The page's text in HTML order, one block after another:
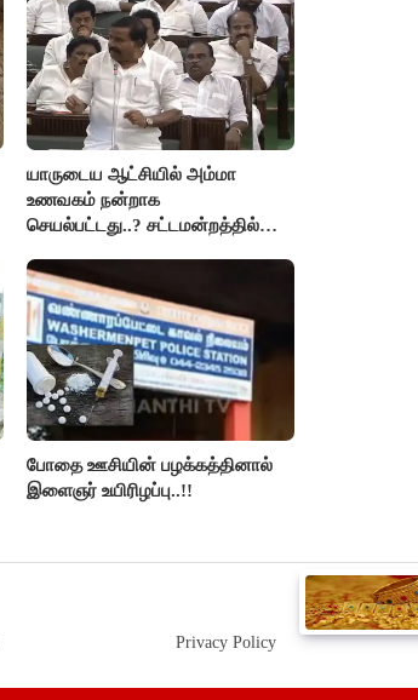
யாருடைய ஆட்சியில் அம்மா
உணவகம் நன்றாக
செயல்பட்டது..? சட்டமன்றத்தில்
போதை ஊசியின் பழக்கத்தினால்
இளைஞர் உயிரிழப்பு..!!
Privacy Policy